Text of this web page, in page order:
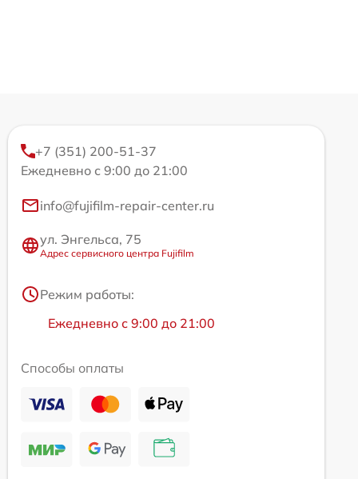
+7 (351) 200-51-37
Ежедневно с 9:00 до 21:00
info@fujifilm-repair-center.ru
ул. Энгельса, 75
Адрес сервисного центра Fujifilm
Режим работы:
Ежедневно с 9:00 до 21:00
Способы оплаты